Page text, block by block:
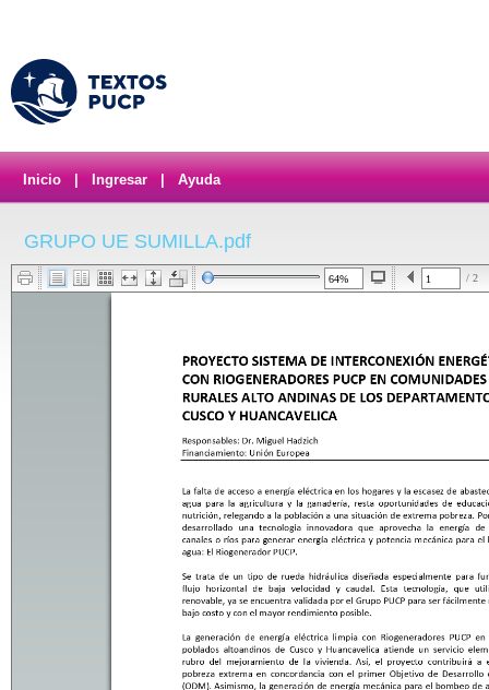
Inicio Ingresar Ayuda
GRUPO UE SUMILLA.pdf
/ 2